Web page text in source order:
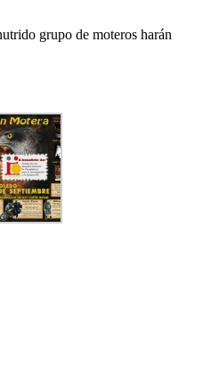
grupo de moteros harán